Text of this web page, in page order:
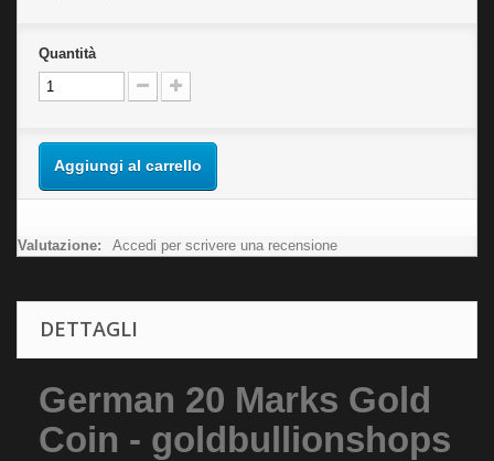
Quantità
Aggiungi al carrello
Valutazione: Accedi per scrivere una recensione
DETTAGLI
German 20 Marks Gold
Coin - goldbullionshops